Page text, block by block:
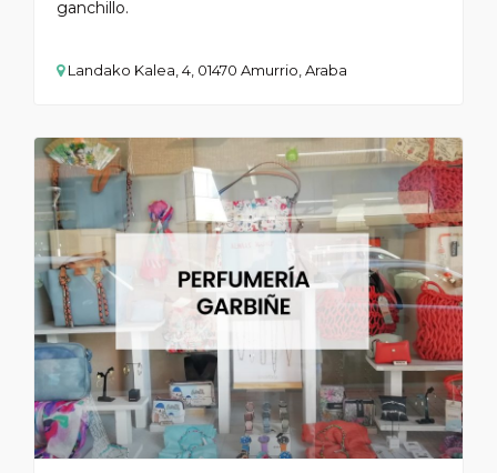
ganchillo.
Landako Kalea, 4, 01470 Amurrio, Araba